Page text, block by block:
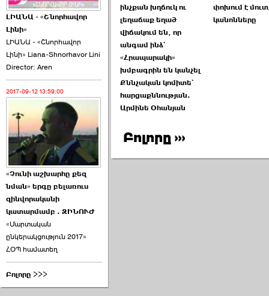
ԼԻԱՆԱ - «Շնորհավոր
Լինի»
ԼԻԱՆԱ - «Շնորհավոր
Լինի» Liana-Shnorhavor Lini
Director: Aren
2017-09-12 13:59:00
«Չունի աշխարհը քեզ
նման» երգը բելառուս
զինվորականի
կատարմամբ . ԶԻՆՈՒԺ
«Մարտական
ընկերակցություն 2017»
ՀՕՊ համատեղ
Բոլորը >>>
ինչքան խղճուկ ու
լեղաճաք եղած
վիճակում են, որ
անգամ ինձ`
«Հրապարակի»
խմբագրին են կանչել
Քննչական կոմիտե`
հարցաքննության.
Արմինե Օհանյան
փոխում է
կանոնները
Բոլորը ›››